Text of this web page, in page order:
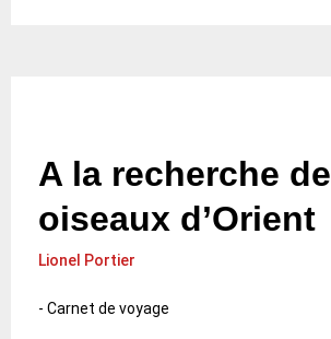
A la recherche
oiseaux d’Orient
Lionel Portier
- Carnet de voyage